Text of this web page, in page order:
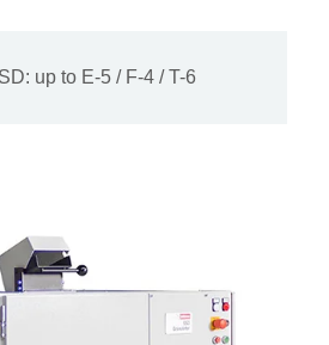
up to E-5 / F-4 / T-6